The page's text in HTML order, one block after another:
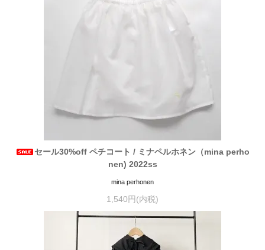
セール30%off ペチコート / ミナペルホネン（mina perho
nen) 2022ss
mina perhonen
1,540円(内税)